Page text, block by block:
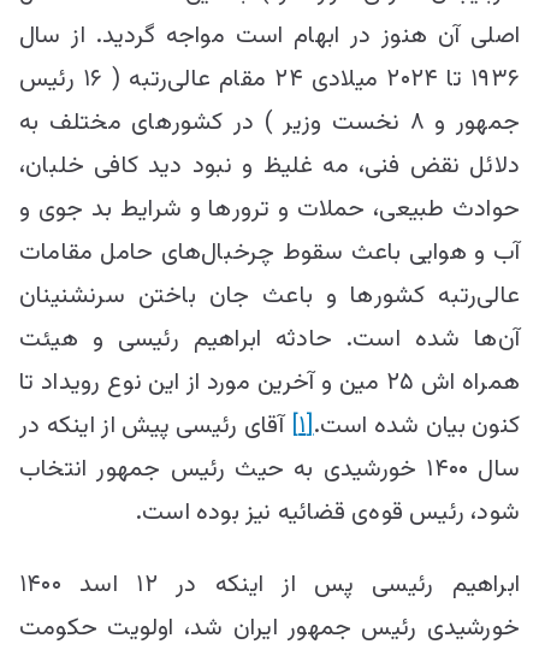
اصلی آن هنوز در ابهام است مواجه گردید. از سال
۱۹۳۶ تا ۲۰۲۴ میلادی ۲۴ مقام عالی‌رتبه ( ۱۶ رئیس
جمهور و ۸ نخست وزیر ) در کشور‌های مختلف به
دلائل نقض فنی، مه غلیظ و نبود دید کافی خلبان،
حوادث طبیعی، حملات و ترور‌ها و شرایط بد جوی و
آب و هوایی باعث سقوط چرخبال‌های حامل مقامات
عالی‌رتبه کشور‌ها و باعث جان باختن سرنشنینان
آن‌ها شده است. حادثه ابراهیم رئیسی و هیئت
همراه اش ۲۵ مین و آخرین مورد از این نوع رویداد تا
کنون بیان شده است.[۱] آقای رئیسی پیش از اینکه در
سال ۱۴۰۰ خورشیدی به حیث رئیس جمهور انتخاب
شود، رئیس قوه‌ی قضائیه نیز بوده است.
ابراهیم رئیسی پس از اینکه در ۱۲ اسد ۱۴۰۰
خورشیدی رئیس جمهور ایران شد، اولویت حکومت